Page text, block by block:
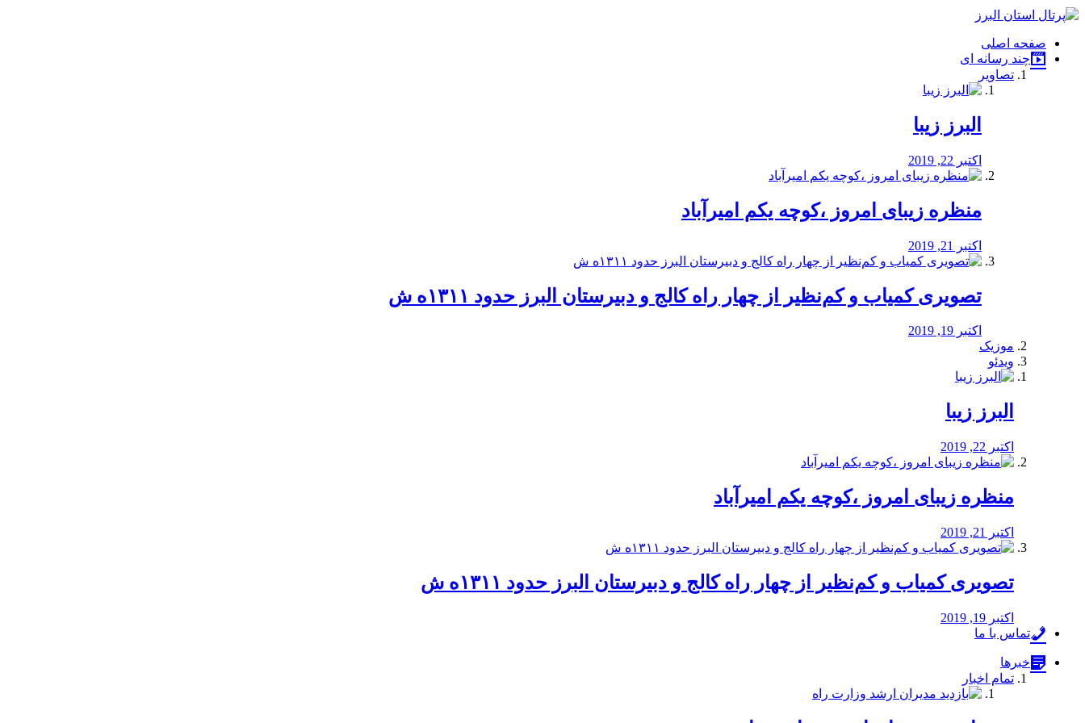
فصد
شرق
تهران
خشکشویی
صفحه اصلی
چند رسانه ای
تصاویر
البرز زیبا
اکتبر 22, 2019
منظره‌‌ زیبای امروز ،کوچه یکم امیرآباد
اکتبر 21, 2019
️تصویری کمیاب و کم‌نظیر از چهار راه كالج و دبيرستان البرز حدود ۱۳۱۱ه ش
اکتبر 19, 2019
موزیک
ویدئو
البرز زیبا
اکتبر 22, 2019
منظره‌‌ زیبای امروز ،کوچه یکم امیرآباد
اکتبر 21, 2019
️تصویری کمیاب و کم‌نظیر از چهار راه كالج و دبيرستان البرز حدود ۱۳۱۱ه ش
اکتبر 19, 2019
تماس با ما
خبرها
تمام اخبار